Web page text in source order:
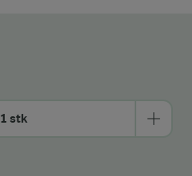
1 stk